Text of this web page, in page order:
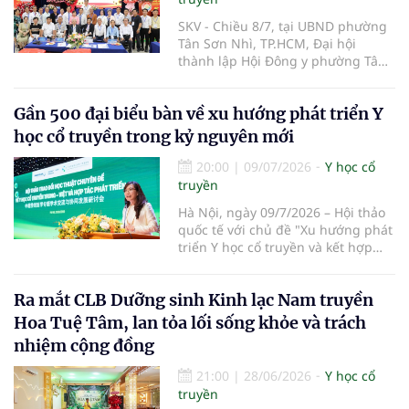
SKV - Chiều 8/7, tại UBND phường
Tân Sơn Nhì, TP.HCM, Đại hội
thành lập Hội Đông y phường Tân
kiện toàn tổ chức Hội Đông y tại cơ
sở, góp phần phát huy vai trò y học
cổ truyền trong chăm sóc sức khỏe
nhân dân.
Gần 500 đại biểu bàn về xu hướng phát triển Y
học cổ truyền trong kỷ nguyên mới
20:00 | 09/07/2026
Y học cổ
truyền
Hà Nội, ngày 09/7/2026 – Hội thảo
quốc tế với chủ đề "Xu hướng phát
triển Y học cổ truyền và kết hợp
– Dược Phenikaa. Sự kiện do Đại
học Phenikaa tổ chức, quy tụ gần
500 đại biểu là đại diện các cơ
viện cùng đông đảo chuyên gia,
nhà khoa học, bác sĩ và giảng viên
hàng đầu trong nước và quốc tế.
Ra mắt CLB Dưỡng sinh Kinh lạc Nam truyền
Hoa Tuệ Tâm, lan tỏa lối sống khỏe và trách
nhiệm cộng đồng
21:00 | 28/06/2026
Y học cổ
truyền